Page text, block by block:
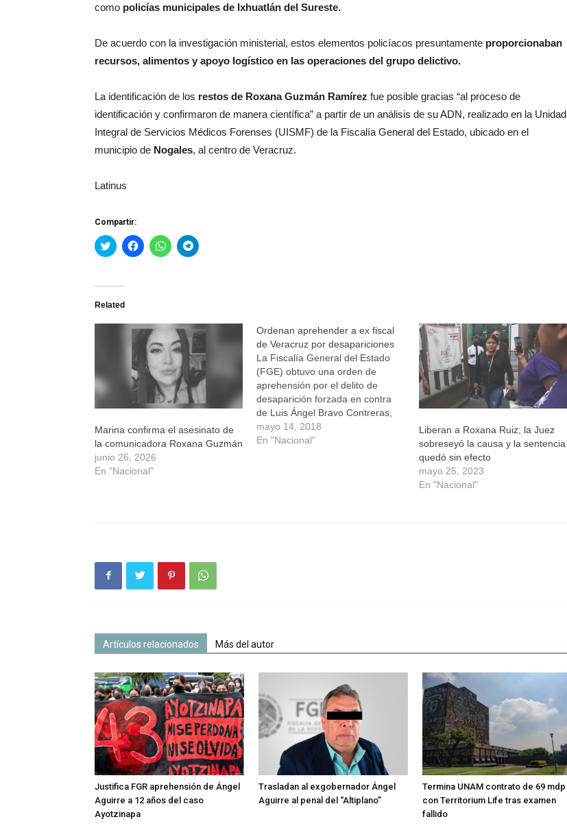
como policías municipales de Ixhuatlán del Sureste.
De acuerdo con la investigación ministerial, estos elementos policíacos presuntamente proporcionaban
recursos, alimentos y apoyo logístico en las operaciones del grupo delictivo.
La identificación de los restos de Roxana Guzmán Ramírez fue posible gracias “al proceso de
identificación y confirmaron de manera científica” a partir de un análisis de su ADN, realizado en la Unidad
Integral de Servicios Médicos Forenses (UISMF) de la Fiscalía General del Estado, ubicado en el
municipio de Nogales, al centro de Veracruz.
Latinus
Compartir:
Haz
clic
Twitter
abre
una
ventana
Haz
clic
una
ventana
nueva)
Haz
clic
una
ventana
nueva)
Haz
clic
una
ventana
nueva)
Related
Marina confirma el asesinato de
la comunicadora Roxana Guzmán
junio 26, 2026
En "Nacional"
Ordenan aprehender a ex fiscal
de Veracruz por desapariciones
La Fiscalía General del Estado
(FGE) obtuvo una orden de
aprehensión por el delito de
desaparición forzada en contra
de Luis Ángel Bravo Contreras,
quien fue titular de esa
dependencia en la administración
mayo 14, 2018
En "Nacional"
Liberan a Roxana Ruiz; la Juez
sobreseyó la causa y la sentencia
quedó sin efecto
mayo 25, 2023
En "Nacional"
Artículos relacionados Más del autor
Justifica FGR aprehensión de Ángel
Aguirre a 12 años del caso
Ayotzinapa
Trasladan al exgobernador Ángel
Aguirre al penal del “Altiplano”
Termina UNAM contrato de 69 mdp
con Territorium Life tras examen
fallido